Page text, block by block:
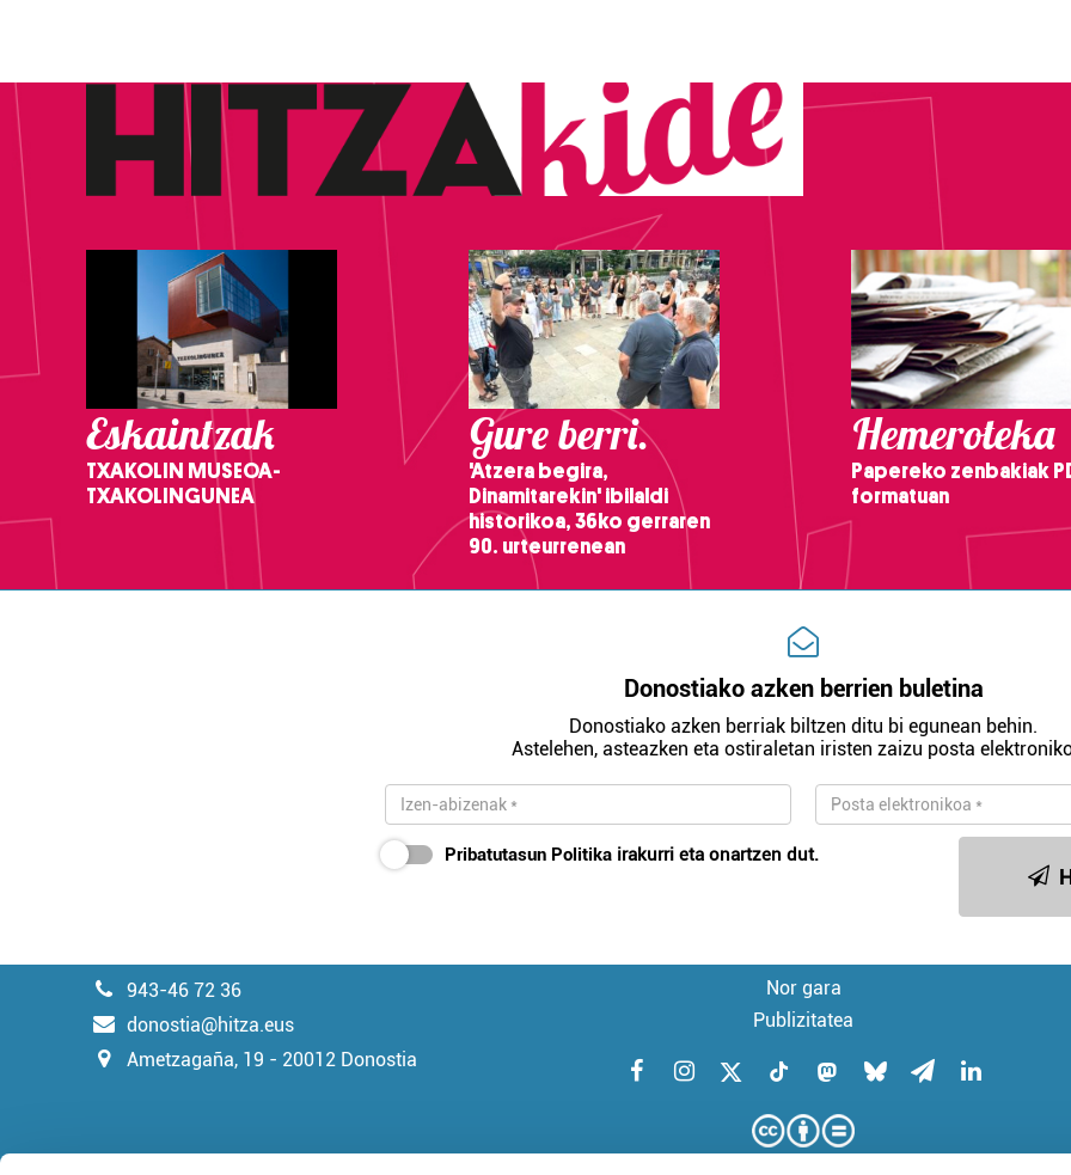
Eskaintzak
TXAKOLIN MUSEOA-
TXAKOLINGUNEA
Gure berri.
'Atzera begira,
Dinamitarekin' ibilaldi
historikoa, 36ko gerraren
90. urteurrenean
Hemeroteka
Papereko zenbakiak
formatuan
Donostiako azken berrien buletina
Donostiako azken berriak biltzen ditu bi egunean behin.
Astelehen, asteazken eta ostiraletan iristen zaizu posta
Pribatutasun Politika irakurri eta onartzen dut.
943-46 72 36
donostia@hitza.eus
Ametzagaña, 19 - 20012 Donostia
Nor gara
Publizitatea